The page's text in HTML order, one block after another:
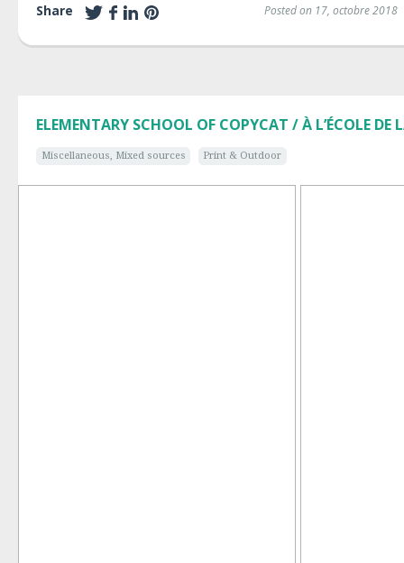
Share Posted on 17, octobre 2018
ELEMENTARY SCHOOL OF COPYCAT / À L’ÉCOLE DE
Miscellaneous, Mixed sources Print & Outdoor